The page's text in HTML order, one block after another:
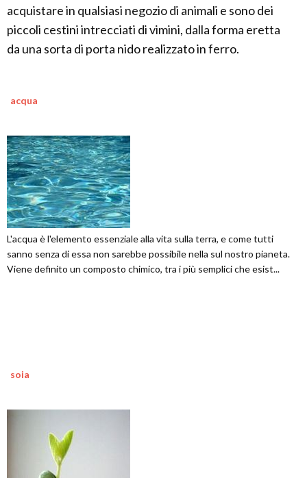
acquistare in qualsiasi negozio di animali e sono dei
piccoli cestini intrecciati di vimini, dalla forma eretta
da una sorta di porta nido realizzato in ferro.
acqua
L'acqua è l'elemento essenziale alla vita sulla terra, e come tutti
sanno senza di essa non sarebbe possibile nella sul nostro pianeta.
Viene definito un composto chimico, tra i più semplici che esist...
soia